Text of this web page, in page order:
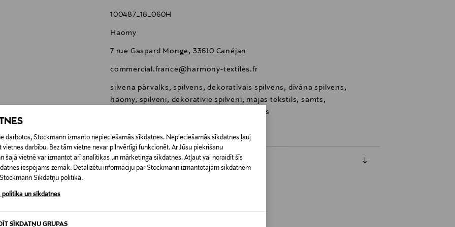
darbotos, Stockmann izmanto nepieciešamās sīkdatnes. Nepieciešamās sīkdatnes ļauj
vietnes darbību. Bez tām vietne nevar pilnvērtīgi funkcionēt. Ar Jūsu piekrišanu
šajā vietnē var izmantot arī analītikas un mārketinga sīkdatnes. Atļaut vai noraidīt šīs
iespējams zemāk. Detalizētu informāciju par Stockmann izmantotajām sīkdatnēm
Sīkdatņu politikā.
politika un sīkdatnes
SĪKDATŅU GRUPAS
100487_18_060H
Haomy
7 rue Gaspard Monge, 33610 Canéjan
commercial.france@harmony-textiles.fr
silvena pārvalks, spilvens, dekoratīvais spilvens, dīvāna spilvens,
haomy, spilveni, dekoratīvie spilveni, mājas tekstils, samts,
dekoratīvais matracis, dekoratīvais spilvens